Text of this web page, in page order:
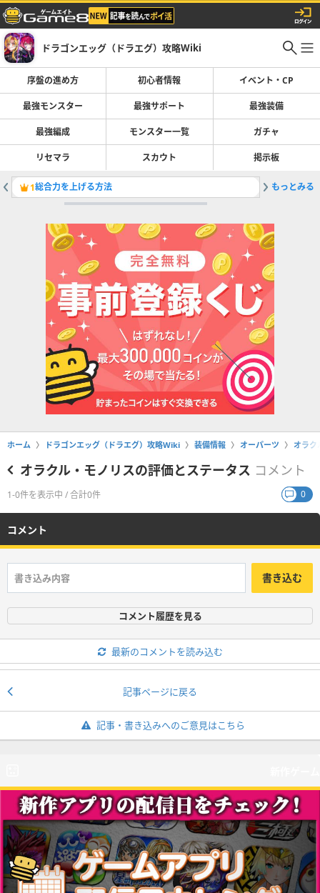
ドラゴンエッグ（ドラエグ）攻略Wiki
序盤の進め方 初心者情報 イベント・CP
最強モンスター 最強サポート 最強装備
最強編成 モンスター一覧 ガチャ
リセマラ スカウト 掲示板
1総合力を上げる方法 2ヴェー
もっとみる
ホーム ドラゴンエッグ（ドラエグ）攻略Wiki 装備情報 オーパーツ オラク
オラクル・モノリスの評価とステータス コメント
1-0件を表示中 / 合計0件 0
コメント
書き込む
コメント履歴を見る
最新のコメントを読み込む
記事ページに戻る
記事・書き込みへのご意見はこちら